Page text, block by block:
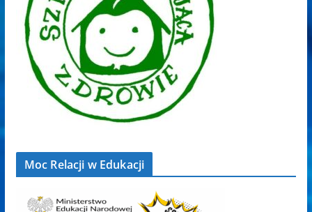
Moc Relacji w Edukacji